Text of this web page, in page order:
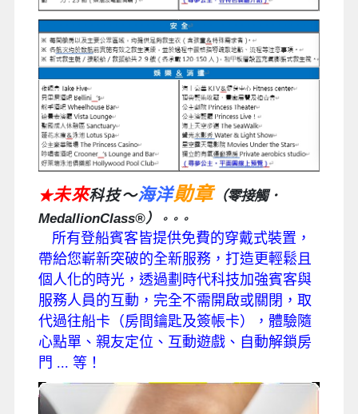
★未來科技～海洋勛章（零接觸．
MedallionClass®） 。。。
所有登船賓客皆提供免費的穿戴式裝置，
帶給您嶄新突破的全新服務，打造更輕鬆且
個人化的時光，透過劃時代科技加強賓客與
服務人員的互動，完全不需開啟或關閉，取
代過往船卡 （房間鑰匙及簽帳卡），體驗隨
心點單、親友定位、互動遊戲、自動解鎖房
門 ... 等！